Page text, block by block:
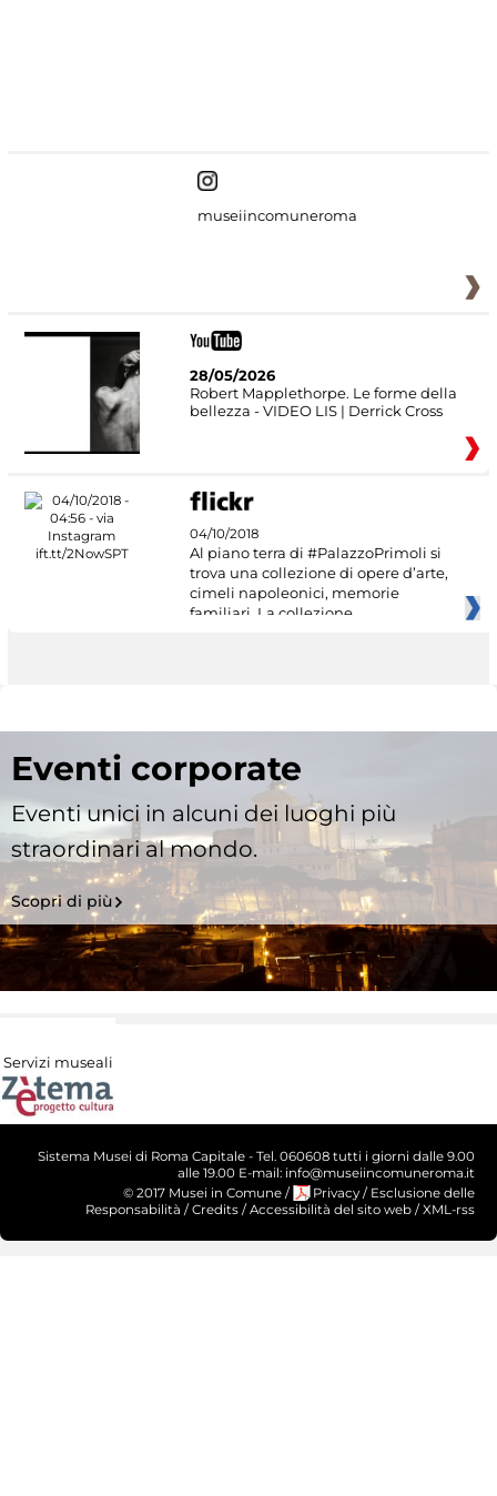
museiincomuneroma
28/05/2026
Robert Mapplethorpe. Le forme della
bellezza - VIDEO LIS | Derrick Cross
04/10/2018
Al piano terra di #PalazzoPrimoli si
trova una collezione di opere d’arte,
cimeli napoleonici, memorie
familiari. La collezione
Eventi corporate
Eventi unici in alcuni dei luoghi più
straordinari al mondo.
Scopri di più
Servizi museali
Sistema Musei di Roma Capitale - Tel. 060608 tutti i giorni dalle 9.00
alle 19.00 E-mail: info@museiincomuneroma.it
© 2017 Musei in Comune / Privacy / Esclusione delle
Responsabilità /Credits /Accessibilità del sito web /XML-rss